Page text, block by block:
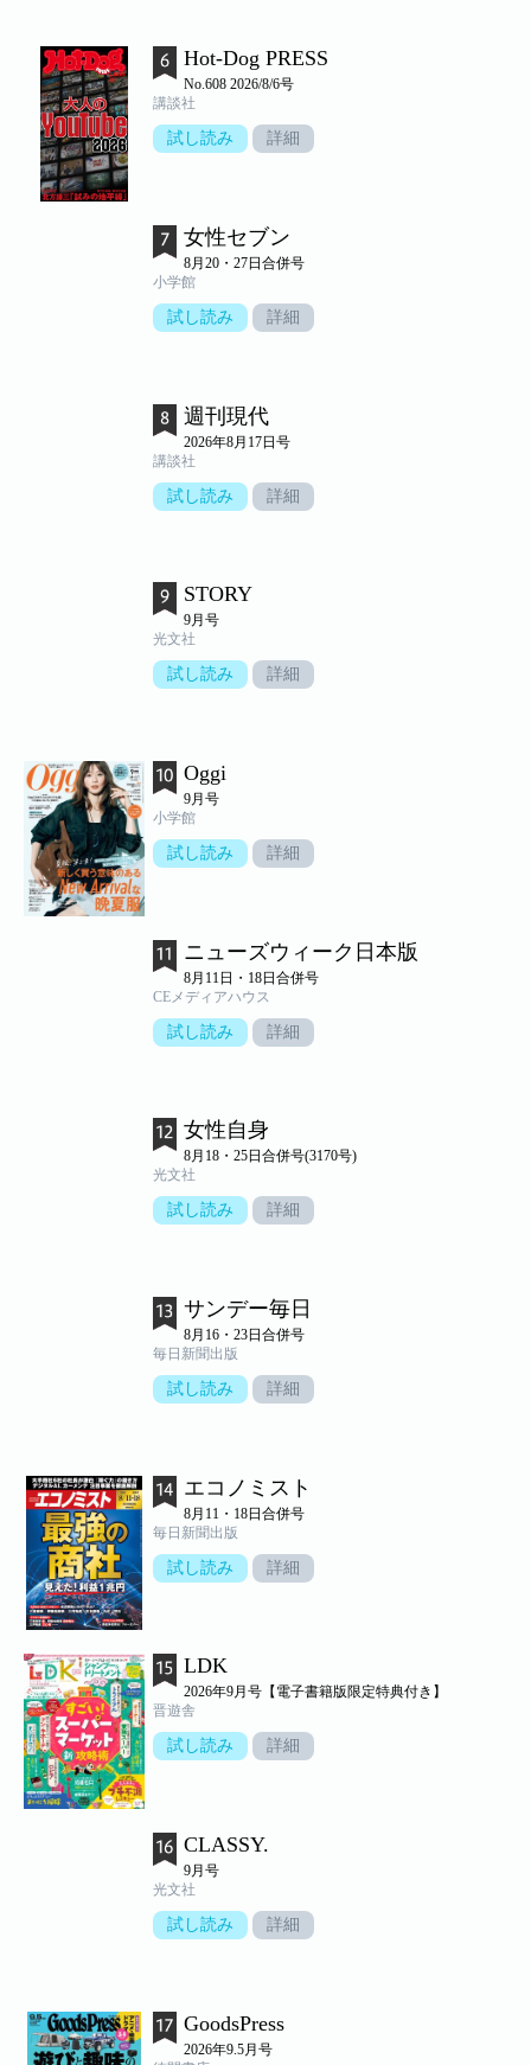
Hot-Dog PRESS
No.608 2026/8/6号
講談社
試し読み 詳細
女性セブン
8月20・27日合併号
小学館
試し読み 詳細
週刊現代
2026年8月17日号
講談社
試し読み 詳細
STORY
9月号
光文社
試し読み 詳細
Oggi
9月号
小学館
試し読み 詳細
ニューズウィーク日本版
8月11日・18日合併号
CEメディアハウス
試し読み 詳細
女性自身
8月18・25日合併号(3170号)
光文社
試し読み 詳細
サンデー毎日
8月16・23日合併号
毎日新聞出版
試し読み 詳細
エコノミスト
8月11・18日合併号
毎日新聞出版
試し読み 詳細
LDK
2026年9月号【電子書籍版限定特典付き】
晋遊舎
試し読み 詳細
CLASSY.
9月号
光文社
試し読み 詳細
GoodsPress
2026年9.5月号